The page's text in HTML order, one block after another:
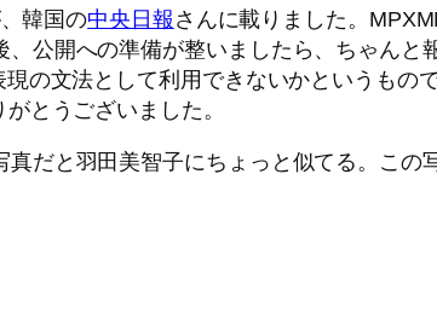
韓国の中央日報 さんに載りました。
公開への準備が整いましたら、ちゃんと
の文法として利用できないかというもの
とうございました。
だと羽田美智子にちょっと似てる。この